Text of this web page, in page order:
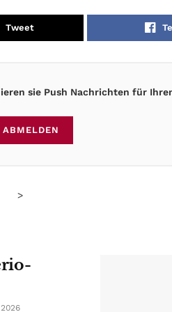
Tweet
sie Push Nachrichten für
>